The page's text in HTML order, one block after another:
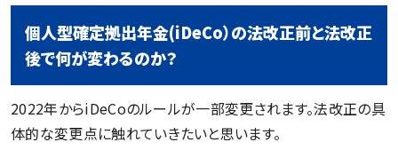
個人型確定拠出年金(iDeCo）の法改正前と法改正
後で何が変わるのか？
2022年からiDeCoのルールが一部変更されます。法改正の具
体的な変更点に触れていきたいと思います。